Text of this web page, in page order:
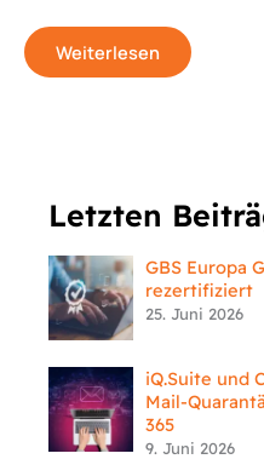
Weiterlesen
Letzten
GBS Europa
rezertifiziert
25. Juni 2026
iQ.Suite und
Mail-
365
9. Juni 2026